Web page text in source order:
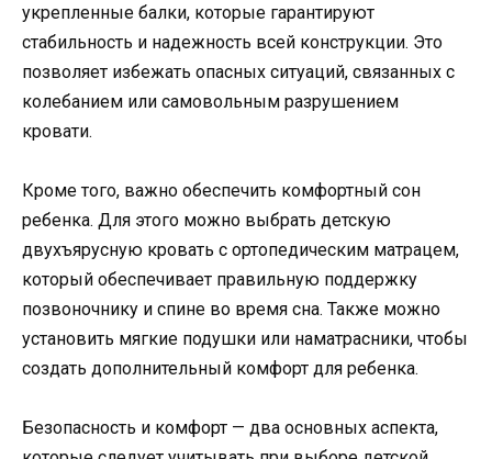
укрепленные балки, которые гарантируют
стабильность и надежность всей конструкции. Это
позволяет избежать опасных ситуаций, связанных с
колебанием или самовольным разрушением
кровати.
Кроме того, важно обеспечить комфортный сон
ребенка. Для этого можно выбрать детскую
двухъярусную кровать с ортопедическим матрацем,
который обеспечивает правильную поддержку
позвоночнику и спине во время сна. Также можно
установить мягкие подушки или наматрасники, чтобы
создать дополнительный комфорт для ребенка.
Безопасность и комфорт — два основных аспекта,